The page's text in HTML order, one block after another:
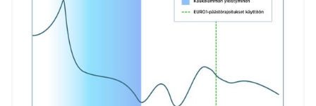
ajankohtaista näyttöä kansalliseen ja kansainväliseen
keskusteluun siitä, miten julkinen valta voi tehokkaasti
tukea innovaatiovetoista kasvua ja kilpailukykyä.